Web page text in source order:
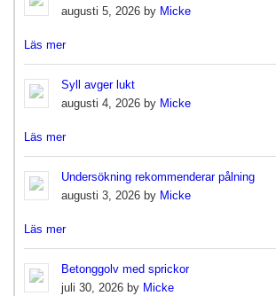
augusti 5, 2026 by Micke
Läs mer
Syll avger lukt
augusti 4, 2026 by Micke
Läs mer
Undersökning rekommenderar pålning
augusti 3, 2026 by Micke
Läs mer
Betonggolv med sprickor
juli 30, 2026 by Micke